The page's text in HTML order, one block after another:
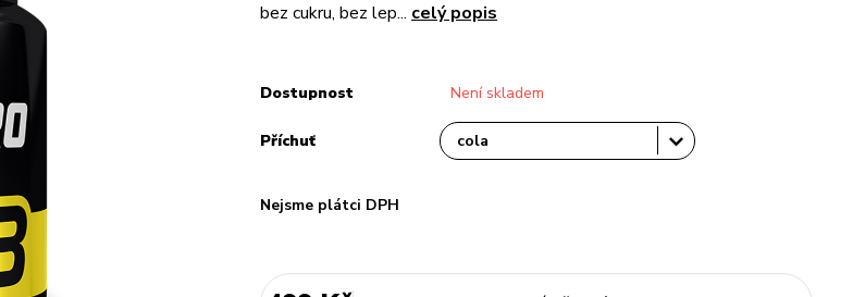
bez cukru, bez lep... celý popis
Dostupnost Není skladem
Příchuť
Nejsme plátci DPH